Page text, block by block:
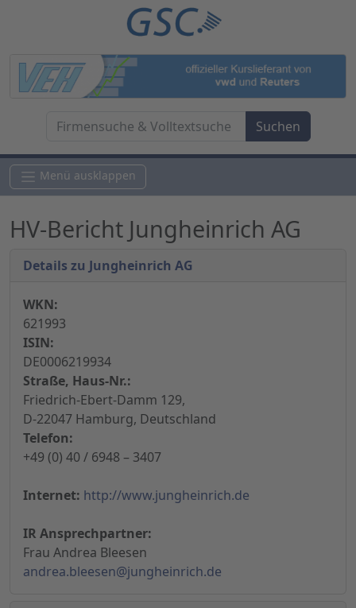
Menü ausklappen
HV-Bericht Jungheinrich AG
Details zu Jungheinrich AG
WKN:
621993
ISIN:
DE0006219934
Straße, Haus-Nr.:
Friedrich-Ebert-Damm 129,
D-22047 Hamburg, Deutschland
Telefon:
+49 (0) 40 / 6948 – 3407
Internet: http://www.jungheinrich.de
IR Ansprechpartner:
Frau Andrea Bleesen
andrea.bleesen@jungheinrich.de